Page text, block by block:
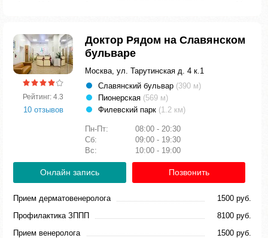
Рейтинг: 4.3
10 отзывов
Доктор Рядом на Славянском
бульваре
Москва, ул. Тарутинская д. 4 к.1
Славянский бульвар (390 м)
Пионерская (569 м)
Филевский парк (1.2 км)
Пн-Пт:
08:00 - 20:30
Сб:
09:00 - 19:30
Вс:
10:00 - 19:00
Онлайн запись Позвонить
Прием дерматовенеролога
1500 руб.
Профилактика ЗППП
8100 руб.
Прием венеролога
1500 руб.